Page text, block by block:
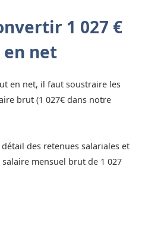
1 027 €
net
en net, il faut soustraire les
brut (1 027€ dans notre
des retenues salariales et
mensuel brut de 1 027